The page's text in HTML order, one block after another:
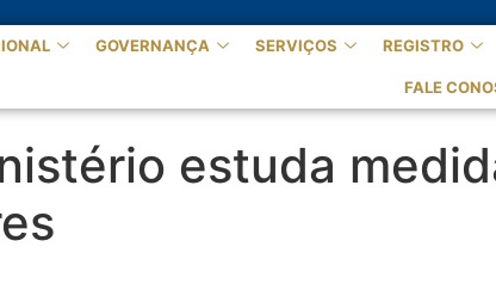
GOVERNANÇA SERVIÇOS REGISTRO
FALE
estuda